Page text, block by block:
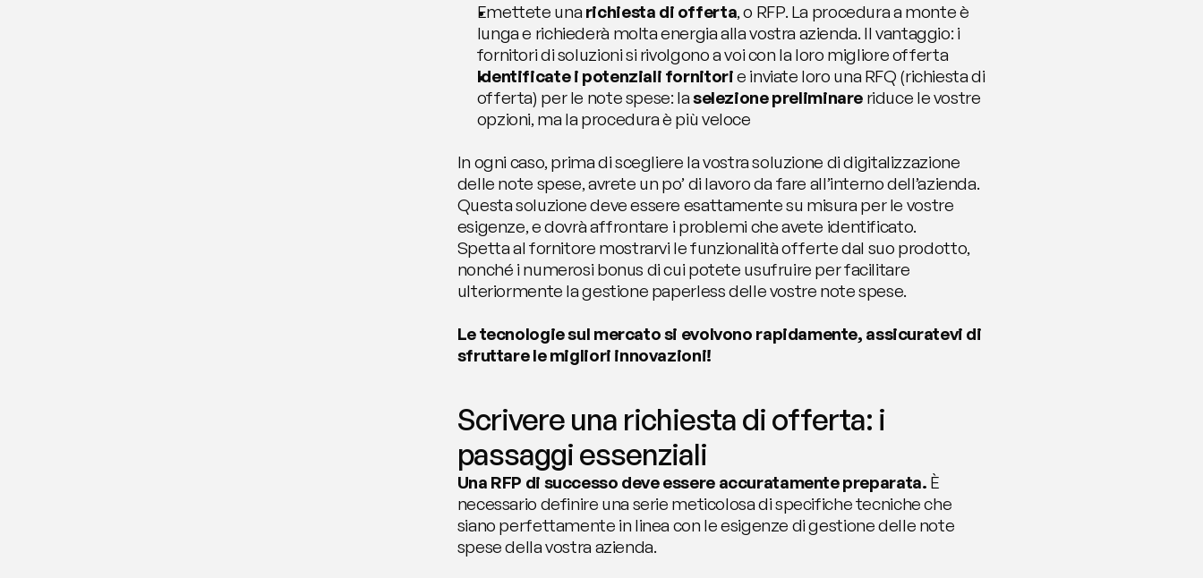
Emettete una richiesta di offerta, o RFP. La procedura a monte è
lunga e richiederà molta energia alla vostra azienda. Il vantaggio: i
fornitori di soluzioni si rivolgono a voi con la loro migliore offerta
Identificate i potenziali fornitori e inviate loro una RFQ (richiesta di
offerta) per le note spese: la selezione preliminare riduce le vostre
opzioni, ma la procedura è più veloce
In ogni caso, prima di scegliere la vostra soluzione di digitalizzazione
delle note spese, avrete un po’ di lavoro da fare all’interno dell’azienda.
Questa soluzione deve essere esattamente su misura per le vostre
esigenze, e dovrà affrontare i problemi che avete identificato.
Spetta al fornitore mostrarvi le funzionalità offerte dal suo prodotto,
nonché i numerosi bonus di cui potete usufruire per facilitare
ulteriormente la gestione paperless delle vostre note spese.
Le tecnologie sul mercato si evolvono rapidamente, assicuratevi di
sfruttare le migliori innovazioni!
Scrivere una richiesta di offerta: i
passaggi essenziali
Una RFP di successo deve essere accuratamente preparata. È
necessario definire una serie meticolosa di specifiche tecniche che
siano perfettamente in linea con le esigenze di gestione delle note
spese della vostra azienda.